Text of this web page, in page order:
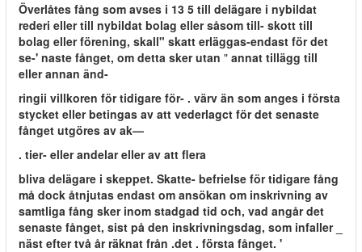
Överlåtes fång som avses i 13 5 till delägare i nybildat
rederi eller till nybildat bolag eller såsom till- skott till
bolag eller förening, skall" skatt erläggas-endast för det
se-' naste fånget, om detta sker utan " annat tillägg till
eller annan änd-
ringii villkoren för tidigare för- . värv än som anges i första
stycket eller betingas av att vederlagct för det senaste
fånget utgöres av ak—
. tier- eller andelar eller av att flera
bliva delägare i skeppet. Skatte- befrielse för tidigare fång
må dock åtnjutas endast om ansökan om inskrivning av
samtliga fång sker inom stadgad tid och, vad angår det
senaste fånget, sist på den inskrivningsdag, som infaller _
näst efter två år räknat från .det . första fånget. '